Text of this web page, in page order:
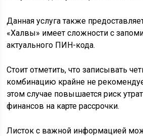
Данная услуга также
«Халвы» имеет сложности с
актуального ПИН-кода.
Стоит отметить, что записывать
комбинацию крайне не
этом случае повышается риск
финансов на карте рассрочки.
Листок с важной информацией